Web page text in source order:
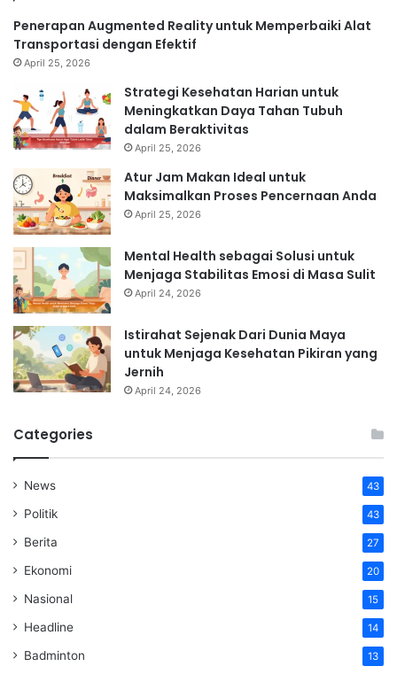
Penerapan Augmented Reality untuk Memperbaiki Alat
Transportasi dengan Efektif
April 25, 2026
Strategi Kesehatan Harian untuk
Meningkatkan Daya Tahan Tubuh
dalam Beraktivitas
April 25, 2026
Atur Jam Makan Ideal untuk
Maksimalkan Proses Pencernaan Anda
April 25, 2026
Mental Health sebagai Solusi untuk
Menjaga Stabilitas Emosi di Masa Sulit
April 24, 2026
Istirahat Sejenak Dari Dunia Maya
untuk Menjaga Kesehatan Pikiran yang
Jernih
April 24, 2026
Categories
News 43
Politik 43
Berita 27
Ekonomi 20
Nasional 15
Headline 14
Badminton 13